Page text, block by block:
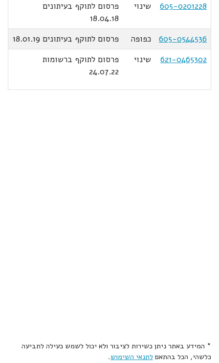
605-0201228
שינוי
פרסום לתוקף בעיתונים
18.04.18
605-0544536
כפופה
פרסום לתוקף בעיתונים 18.01.19
621-0465302
שינוי
פרסום לתוקף ברשומות
24.07.22
* המידע באתר ניתן כשירות לציבור ולא יכול לשמש כעילה לתביעה
כלשהי, הכל בהתאם לתנאי השימוש.